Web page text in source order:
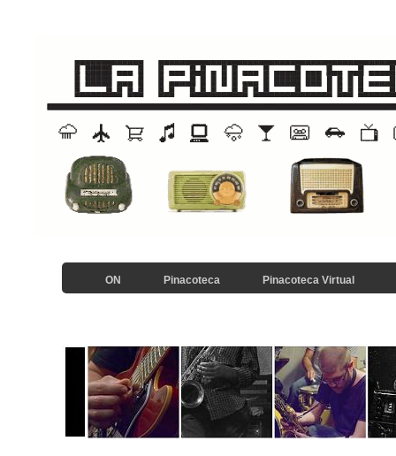
ON Pinacoteca Pinacoteca Virtual